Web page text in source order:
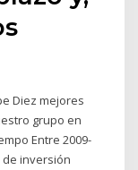
Diez mejores
grupo en
Entre 2009-
de inversión